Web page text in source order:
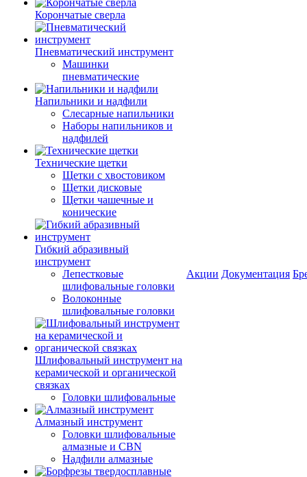
Корончатые сверла
Пневматический инструмент
Машинки
пневматические
Напильники и надфили
Слесарные напильники
Наборы напильников и
надфилей
Технические щетки
Щетки с хвостовиком
Щетки дисковые
Щетки чашечные и
конические
Гибкий абразивный
инструмент
Лепестковые
шлифовальные головки
Волоконные
шлифовальные головки
Шлифовальный инструмент на
керамической и органической
связках
Головки шлифовальные
Алмазный инструмент
Головки шлифовальные
алмазные и CBN
Надфили алмазные
Акции Документация